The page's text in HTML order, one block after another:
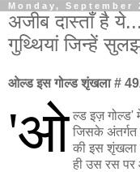
Monday, September
अजीब दास्ताँ है
गुथ्थियां जिन्हें
ओल्ड इस गोल्ड शृंखला #
'ओ ल्ड इज़
जिसके अंतर्गत
की इस शृंखला
ही उस रस पर